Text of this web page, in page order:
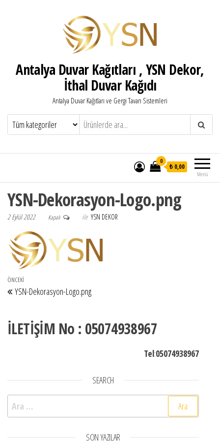
Antalya Duvar Kağıtları , YSN Dekor,
İthal Duvar Kağıdı
Antalya Duvar Kağıtları ve Gergi Tavan Sistemleri
Menü
0
₺ 0,00
YSN-Dekorasyon-Logo.png
2 Eylül 2022 Kapalı ile YSN DEKOR
Yazı gezinmesi
Önceki Yazı
ÖNCEKI
YSN-Dekorasyon-Logo.png
İLETİŞİM No : 05074938967
Tel:05074938967
SEARCH
Arama:
SON YAZILAR